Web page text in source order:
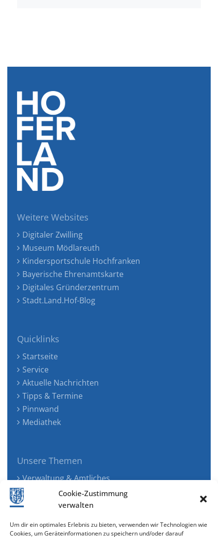
Cookie-Zustimmung
verwalten
Um dir ein optimales Erlebnis zu bieten, verwenden wir Technologien wie
Cookies, um Geräteinformationen zu speichern und/oder darauf
Weitere Websites
Digitaler Zwilling
Museum Mödlareuth
Kindersportschule Hochfranken
Bayerische Ehrenamtskarte
Digitales Gründerzentrum
Stadt.Land.Hof-Blog
Quicklinks
Startseite
Service
Aktuelle Nachrichten
Tipps & Termine
Pinnwand
Mediathek
Unsere Themen
Verwaltung & Amtliches
Jugend, Familie & Gesundheit
Tourismus, Freizeit & Ökologie
Wirtschaft & Verkehr